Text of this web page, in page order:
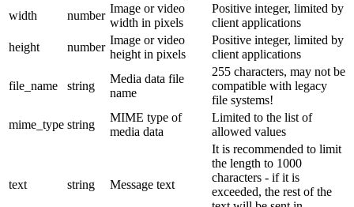
width
number
Image or video
width in pixels
Positive integer, limited by
client applications
height
number
Image or video
height in pixels
Positive integer, limited by
client applications
file_name string
Media data file
name
255 characters, may not be
compatible with legacy
file systems!
mime_type string
MIME type of
media data
Limited to the list of
allowed values
text string Message text
It is recommended to limit
the length to 1000
characters - if it is
exceeded, the rest of the